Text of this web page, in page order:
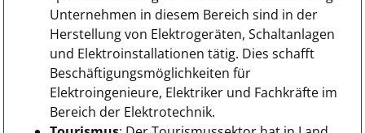
Unternehmen in diesem Bereich sind in der
Herstellung von Elektrogeräten, Schaltanlagen
und Elektroinstallationen tätig. Dies schafft
Beschäftigungsmöglichkeiten für
Elektroingenieure, Elektriker und Fachkräfte im
Bereich der Elektrotechnik.